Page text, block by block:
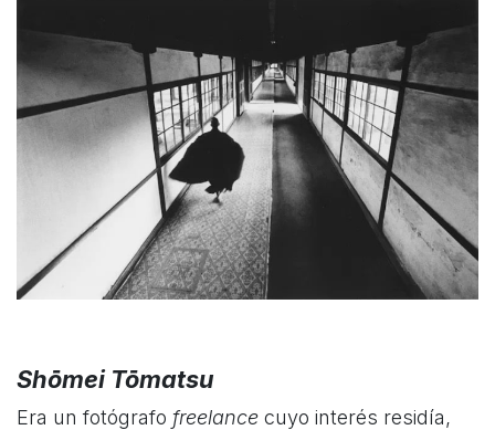
Shōmei Tōmatsu
Era un fotógrafo freelance cuyo interés residía,